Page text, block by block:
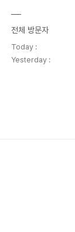
전체 방문자
Today :
Yesterday :